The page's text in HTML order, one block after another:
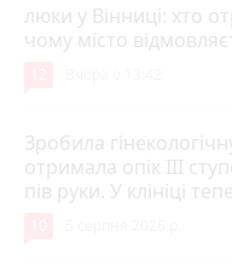
люки у Вінниці: хто
чому місто
Зробила
отримала опік ІІІ
пів руки. У клініці